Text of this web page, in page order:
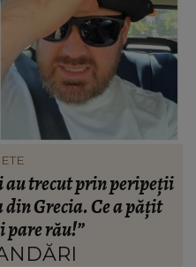
lupta cu boala. Ce
după începerea
mi spună dacă...”